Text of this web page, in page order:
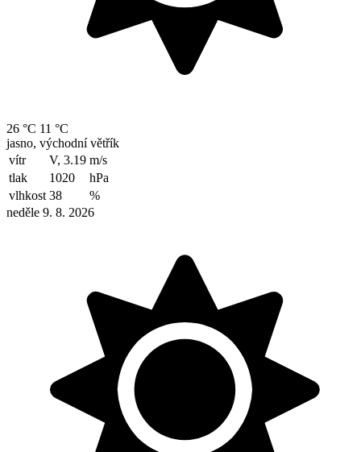
26 °C 11 °C
jasno, východní větřík
vítr
V, 3.19 m/s
tlak
1020
hPa
vlhkost 38
%
neděle 9. 8. 2026